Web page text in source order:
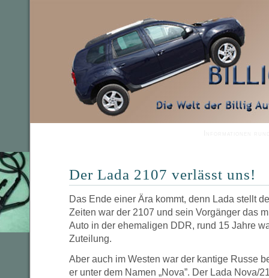
Der Lada 2107 verlässt uns!
Das Ende einer Ära kommt, denn Lada stellt
Zeiten war der 2107 und sein Vorgänger das
Auto in der ehemaligen DDR, rund 15 Jahre
Zuteilung.
Aber auch im Westen war der kantige Russe
er unter dem Namen „Nova”. Der Lada Nova/